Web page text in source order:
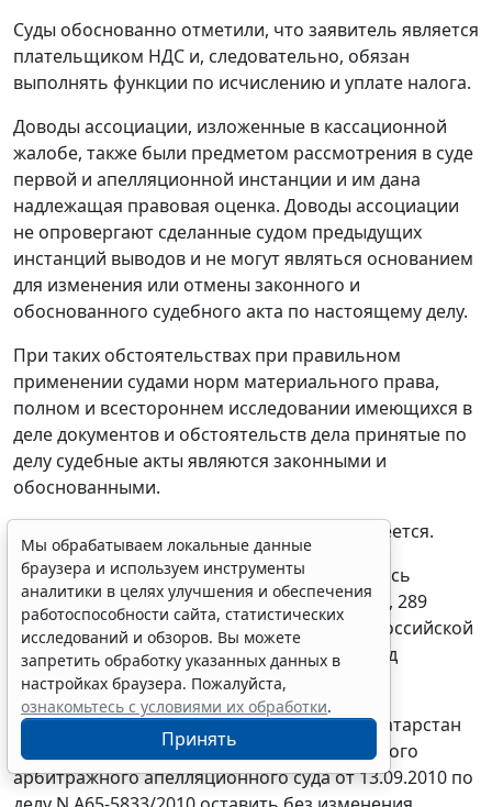
Суды обоснованно отметили, что заявитель является
плательщиком НДС и, следовательно, обязан
выполнять функции по исчислению и уплате налога.
Доводы ассоциации, изложенные в кассационной
жалобе, также были предметом рассмотрения в суде
первой и апелляционной инстанции и им дана
надлежащая правовая оценка. Доводы ассоциации
не опровергают сделанные судом предыдущих
инстанций выводов и не могут являться основанием
для изменения или отмены законного и
обоснованного судебного акта по настоящему делу.
При таких обстоятельствах при правильном
применении судами норм материального права,
полном и всестороннем исследовании имеющихся в
деле документов и обстоятельств дела принятые по
делу судебные акты являются законными и
обоснованными.
Правовых оснований для их отмены не имеется.
На основании изложенного и руководствуясь
пунктом 1 части 1 статьи 287,статьями 286 , 289
Арбитражного процессуального кодекса Российской
Федерации, Федеральный арбитражный суд
Поволжского округа постановил:
решение Арбитражного суда Республики Татарстан
от 08.07.2010 и постановление Одиннадцатого
арбитражного апелляционного суда от 13.09.2010 по
Мы обрабатываем локальные данные
браузера и используем инструменты
аналитики в целях улучшения и обеспечения
работоспособности сайта, статистических
исследований и обзоров. Вы можете
запретить обработку указанных данных в
настройках браузера. Пожалуйста,
ознакомьтесь с условиями их обработки.
Принять